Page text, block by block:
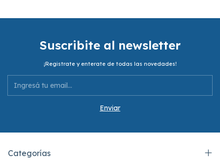
Suscribite al newsletter
¡Registrate y enterate de todas las novedades!
Categorías